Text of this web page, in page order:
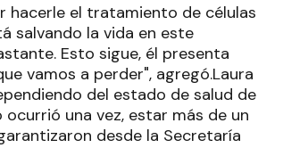
hacerle el tratamiento de células
salvando la vida en este
Esto sigue, él presenta
vamos a perder", agregó.Laura
del estado de salud de
una vez, estar más de un
desde la Secretaría